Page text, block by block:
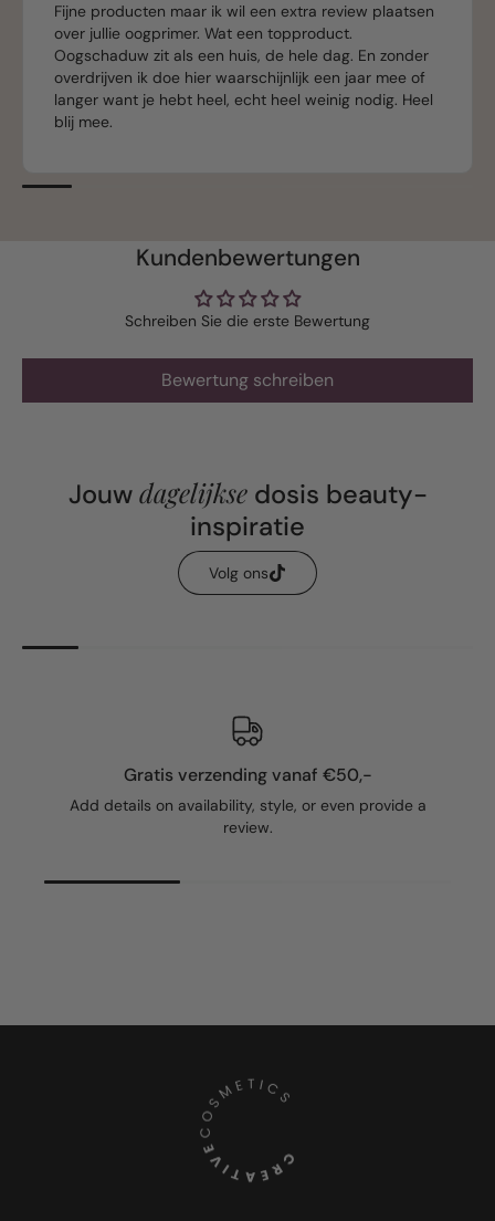
Fijne producten maar ik wil een extra review plaatsen
over jullie oogprimer. Wat een topproduct.
Oogschaduw zit als een huis, de hele dag. En zonder
overdrijven ik doe hier waarschijnlijk een jaar mee of
langer want je hebt heel, echt heel weinig nodig. Heel
blij mee.
Kundenbewertungen
Schreiben Sie die erste Bewertung
Bewertung schreiben
Jouwdagelijksedosis beauty-
inspiratie
Volg ons
Gratis verzending vanaf €50,-
Add details on availability, style, or even provide a
review.